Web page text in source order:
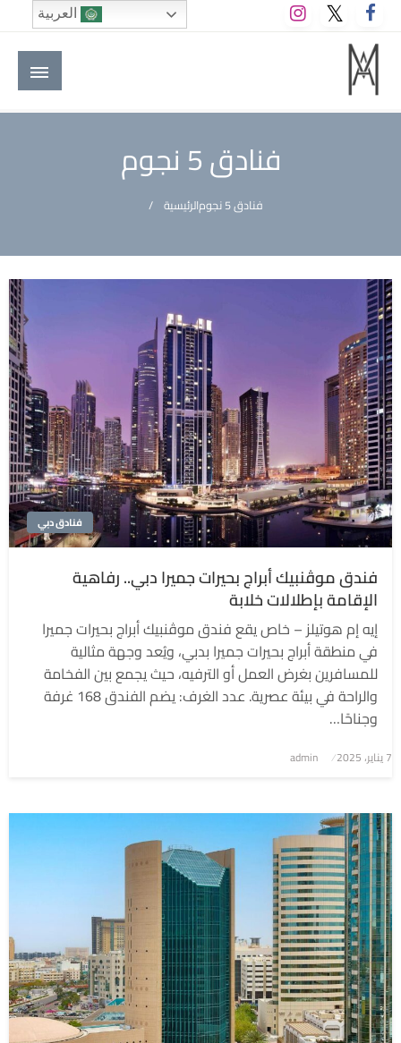
التخطي
إلى
المحتوى
M A hotels | إم ايه هوتيلز
الموقع الأول للعاملين في الفنادق في العالم العربي
فنادق 5 نجوم
الرئيسية فنادق 5 نجوم
فنادق دبي
فندق موڤنبيك أبراج بحيرات جميرا دبي.. رفاهية
الإقامة بإطلالات خلابة
إيه إم هوتيلز – خاص يقع فندق موڤنبيك أبراج بحيرات جميرا
في منطقة أبراج بحيرات جميرا بدبي، ويُعد وجهة مثالية
للمسافرين بغرض العمل أو الترفيه، حيث يجمع بين الفخامة
والراحة في بيئة عصرية. عدد الغرف: يضم الفندق 168 غرفة
وجناحًا…
نُشر
في7 يناير، 2025 admin
العربية